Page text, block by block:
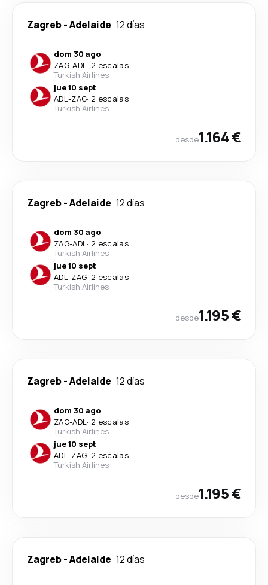
Zagreb-Adelaide 12 días
dom 30 ago
ZAG-ADL· 2 escalas
Turkish Airlines
jue 10 sept
ADL-ZAG· 2 escalas
Turkish Airlines
desde1.164 €
Zagreb-Adelaide 12 días
dom 30 ago
ZAG-ADL· 2 escalas
Turkish Airlines
jue 10 sept
ADL-ZAG· 2 escalas
Turkish Airlines
desde1.195 €
Zagreb-Adelaide 12 días
dom 30 ago
ZAG-ADL· 2 escalas
Turkish Airlines
jue 10 sept
ADL-ZAG· 2 escalas
Turkish Airlines
desde1.195 €
Zagreb-Adelaide 12 días